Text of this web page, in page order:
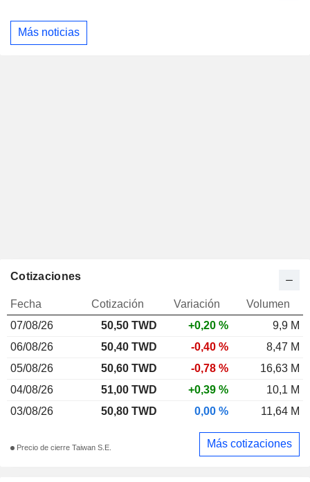
Más noticias
Cotizaciones
Fecha Cotización Variación
Volumen
07/08/26
50,50 TWD +0,20 %
9,9 M
06/08/26
50,40 TWD -0,40 %
8,47 M
05/08/26
50,60 TWD -0,78 %
16,63 M
04/08/26
51,00 TWD +0,39 %
10,1 M
03/08/26
50,80 TWD 0,00 % 11,64 M
Precio de cierre Taiwan S.E. Más cotizaciones